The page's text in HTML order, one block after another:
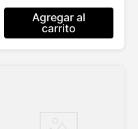
Agregar al
carrito